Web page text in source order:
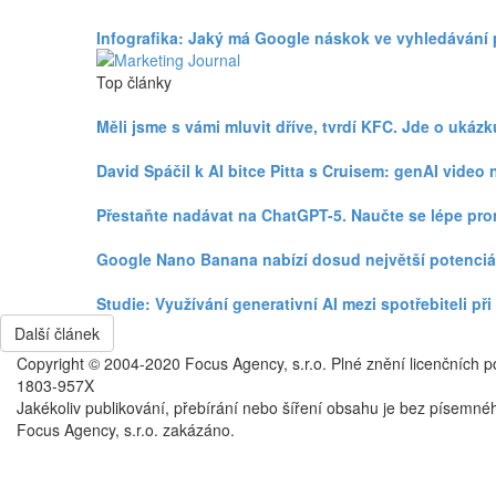
Infografika: Jaký má Google náskok ve vyhledávání
Top články
Měli jsme s vámi mluvit dříve, tvrdí KFC. Jde o
David Spáčil k AI bitce Pitta s Cruisem: genAI video
Přestaňte nadávat na ChatGPT-5. Naučte se lépe
Google Nano Banana nabízí dosud největší
Studie: Využívání generativní AI mezi spotřebiteli
Další článek
Copyright © 2004-2020 Focus Agency, s.r.o. Plné znění licenčních
1803-957X
Jakékoliv publikování, přebírání nebo šíření obsahu je bez
Focus Agency, s.r.o. zakázáno.